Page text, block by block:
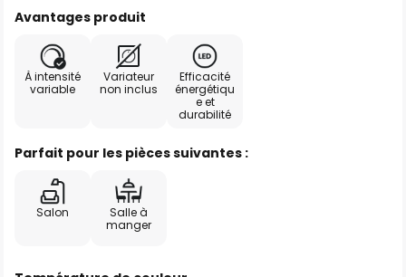
Avantages produit
À intensité
variable
Variateur
non inclus
Efficacité
énergétiqu
e et
durabilité
Parfait pour les pièces suivantes :
Salon
Salle à
manger